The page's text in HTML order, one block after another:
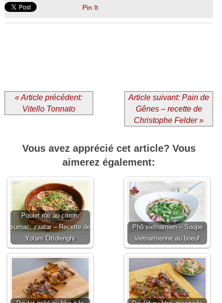
Pin It
« Article précédent:
Vitello Tonnato
Article suivant: Pain de
Gênes – recette de
Christophe Felder »
Vous avez apprécié cet article? Vous
aimerez également:
Poulet rôti au citron,
sumac, zaatar – Recette de
Yotam Ottolenghi
Phô vietnamien – Soupe
vietnamienne au boeuf